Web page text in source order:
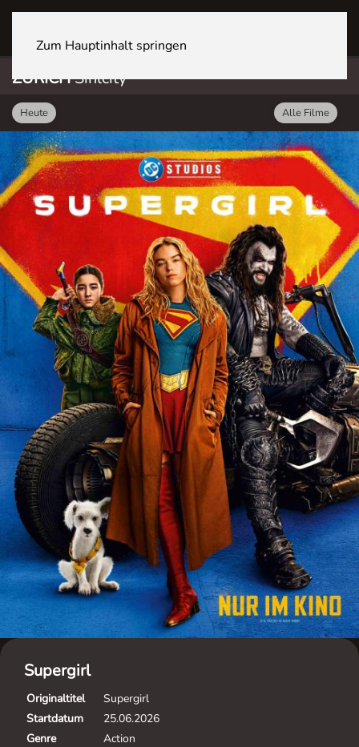
Zum Hauptinhalt springen
ZÜRICHSihlcity
Heute Alle Filme
Supergirl
Originaltitel
Supergirl
Startdatum
25.06.2026
Genre
Action